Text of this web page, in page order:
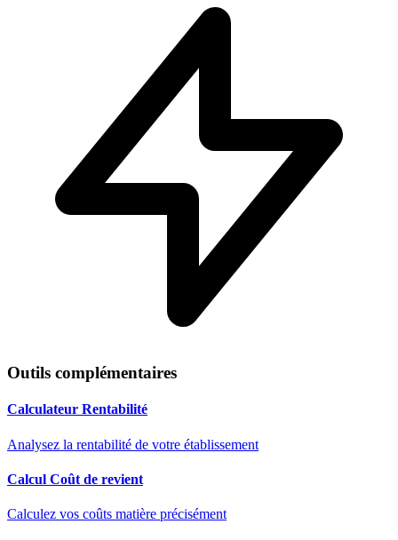
Outils complémentaires
Calculateur Rentabilité
Analysez la rentabilité de votre établissement
Calcul Coût de revient
Calculez vos coûts matière précisément